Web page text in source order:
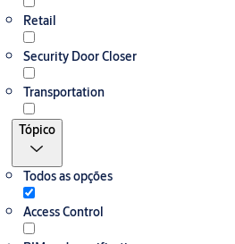
Retail
Security Door Closer
Transportation
Tópico
Todos as opções
Access Control